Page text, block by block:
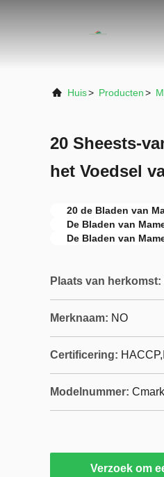
Huis> Producten>
20 Sheests-
het Voedsel
20 de Bladen van
De Bladen van
De Bladen van
Plaats van herkomst:
Merknaam: NO
Certificering:
Modelnummer:
Verzoek om